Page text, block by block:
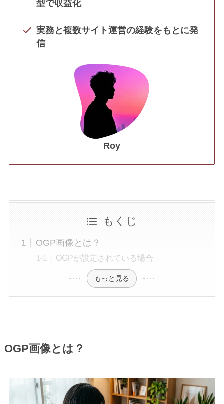
型で収益化
実務と複数サイト運営の経験をもとに発
信
Roy
もくじ
OGP画像とは？
OGPが設定されている場合
もっと見る
OGP画像とは？